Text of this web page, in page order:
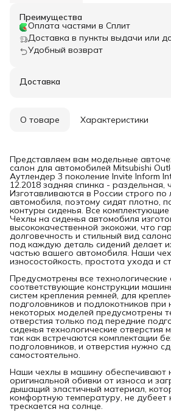
Преимущества
Оплата частями в Сплит
Доставка в пункты выдачи или
Удобный возврат
Доставка
О товаре Характеристики
Представляем вам модельные
салон для автомобилей Mitsubishi
Аутлендер 3 поколение Invite Inform
12.2018 задняя спинка - раздельная,
Изготавливаются в России строго
автомобиля, поэтому сидят плотно,
контуры сиденья. Все
Чехлы на сиденья автомобиля
высококачественной экокожи, что
долговечность и стильный вид
под каждую деталь сидений делает
частью вашего автомобиля. Наши
износостойкость, простота ухода и
Предусмотрены все технологические
соответствующие конструкции
систем крепления ремней, для
подголовников и подлокотников при
некоторых моделей предусмотрены
отверстия только под передние
сиденья технологические отверстия
так как встречаются комплектации
подголовников, и отверстия нужно
самостоятельно.
Наши чехлы в машину обеспечивают
оригинальной обивки от износа и
дышащий эластичный материал,
комфортную температуру, не дубеет
трескается на солнце.